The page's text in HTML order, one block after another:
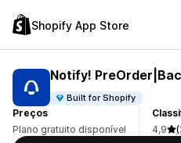
Shopify App Store
Notify!
Built for Shopify
Preços
Plano gratuito disponível
4,9